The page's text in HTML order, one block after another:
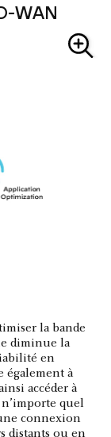
WAN
la bande
diminue la
en
à
accéder à
quel
connexion
distants ou en